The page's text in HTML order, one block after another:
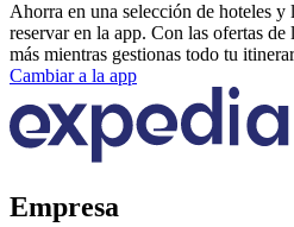
Ahorra en una selección de hoteles
reservar en la app. Con las ofertas
más mientras gestionas todo tu
Cambiar a la app
Empresa